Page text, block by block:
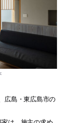
広島・東広島市の